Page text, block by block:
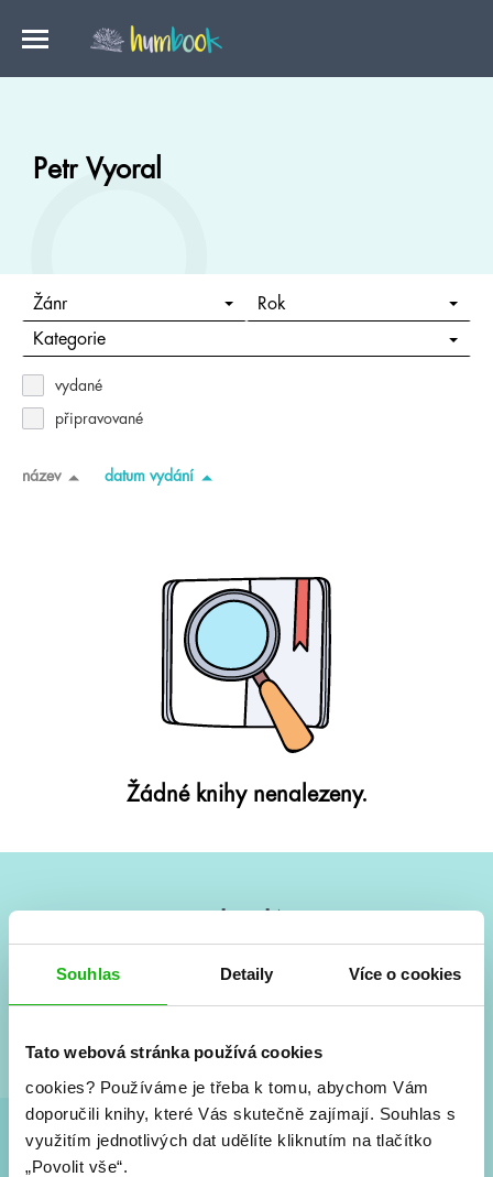
Souhlas Detaily Více o cookies
Tato webová stránka používá cookies
cookies? Používáme je třeba k tomu, abychom Vám
doporučili knihy, které Vás skutečně zajímají. Souhlas s
využitím jednotlivých dat udělíte kliknutím na tlačítko
„Povolit vše“.
Petr Vyoral
Žánr Rok
Kategorie
vydané
připravované
název datum vydání
Žádné knihy nenalezeny.
Vše kolem #youngadult každý měsíc rovnou do mailu!
a seriálové adaptace a další.